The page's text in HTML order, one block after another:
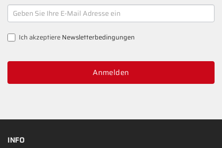
NEWSLETTER
SIGNUP
Ich akzeptiereNewsletterbedingungen
Anmelden
INFO